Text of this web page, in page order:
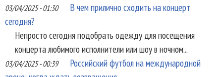
03/04/2025 - 01:30
В чем прилично сходить на концерт
сегодня?
Непросто сегодня подобрать одежду для посещения
концерта любимого исполнители или шоу в ночном...
03/04/2025 - 00:39
Российский футбол на международной